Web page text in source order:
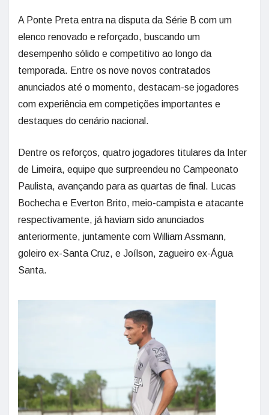
A Ponte Preta entra na disputa da Série B com um
elenco renovado e reforçado, buscando um
desempenho sólido e competitivo ao longo da
temporada. Entre os nove novos contratados
anunciados até o momento, destacam-se jogadores
com experiência em competições importantes e
destaques do cenário nacional.
Dentre os reforços, quatro jogadores titulares da Inter
de Limeira, equipe que surpreendeu no Campeonato
Paulista, avançando para as quartas de final. Lucas
Bochecha e Everton Brito, meio-campista e atacante
respectivamente, já haviam sido anunciados
anteriormente, juntamente com William Assmann,
goleiro ex-Santa Cruz, e Joílson, zagueiro ex-Água
Santa.